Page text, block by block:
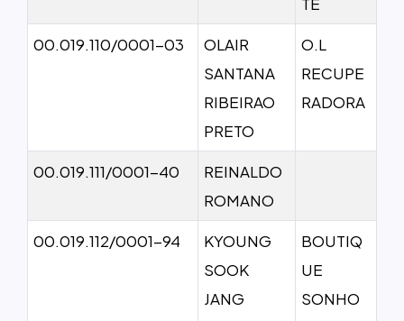
00.019.110/0001-03
OLAIR
SANTANA
RIBEIRAO
PRETO
O.L
RECUPE
RADORA
00.019.111/0001-40
REINALDO
ROMANO
00.019.112/0001-94
KYOUNG
SOOK
JANG
BOUTIQ
UE
SONHO